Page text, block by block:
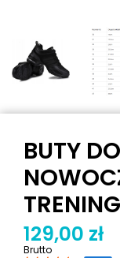
BUTY
129,00 zł
Brutto